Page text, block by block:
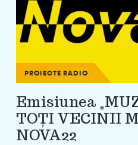
PROIECTE RADIO
Emisiunea
TOȚI VECINII
NOVA22